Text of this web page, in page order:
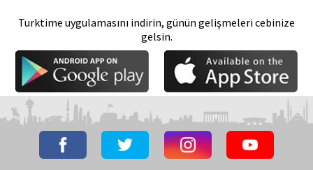
Turktime uygulamasını indirin, günün gelişmeleri cebinize
gelsin.